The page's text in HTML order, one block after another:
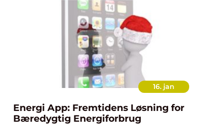
16. jan
Energi App: Fremtidens Løsning for
Bæredygtig Energiforbrug